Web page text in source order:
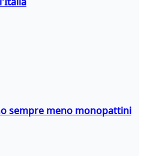
sempre meno monopattini